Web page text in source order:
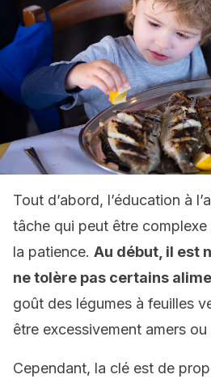
Tout d’abord, l’éducation à
tâche qui peut être
la patience. Au début, il est
ne tolère pas certains
goût des légumes à feuilles
être excessivement amers
Cependant, la clé est de